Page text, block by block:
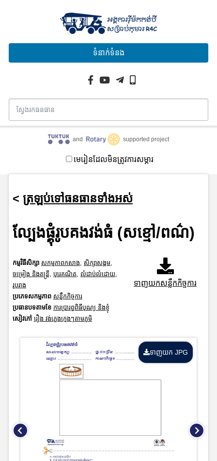
ទំនាក់ទំនង
and supported project
មេរៀនដែលមិនត្រូវការសម្ភារ
< ត្រឡប់ទៅធនធានទាំងអស់
ល្បែងផ្គុំរូបគងវង់ធំ (សខ្មៅ/ពណ៌)
ទាញយកសន្លឹកកិច្ចការ
កម្មវិធីសិក្សា សកម្មភាពកសាង សិក្សាសង្គម,
ចម្រៀង និងតន្ត្រី បុរេគណិត លំដាប់លំដោយ,
រូបរាង
ប្រភេទសកម្មភាព សន្លឹកកិច្ចការ
ប្រធានបទតាមខែ ការប្រារព្ធពិធីបុណ្យ និងខ្ញុំ
សៀវភៅ រឿង វង់ភ្លេងក្មេងៗតាមភូមិ
ទាញយក JPG